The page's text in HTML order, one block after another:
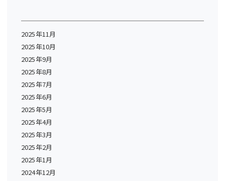
2025年11月
2025年10月
2025年9月
2025年8月
2025年7月
2025年6月
2025年5月
2025年4月
2025年3月
2025年2月
2025年1月
2024年12月